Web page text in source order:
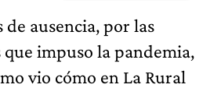
de ausencia, por las
impuso la pandemia,
vio cómo en La Rural